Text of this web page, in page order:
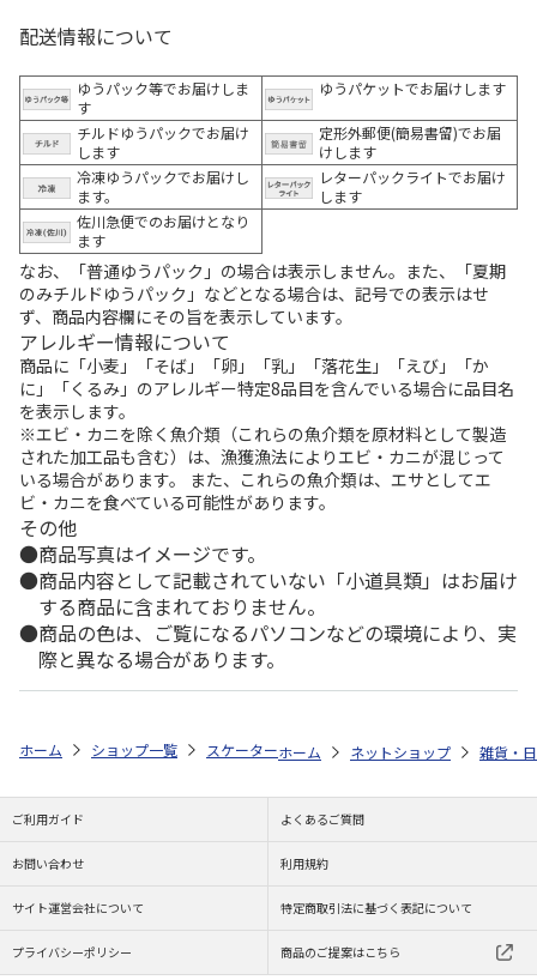
配送情報について
ゆうパック等でお届けしま
す
ゆうパケットでお届けします
チルドゆうパックでお届け
します
定形外郵便(簡易書留)でお届
けします
冷凍ゆうパックでお届けし
ます。
レターパックライトでお届け
します
佐川急便でのお届けとなり
ます
なお、「普通ゆうパック」の場合は表示しません。また、「夏期
のみチルドゆうパック」などとなる場合は、記号での表示はせ
ず、商品内容欄にその旨を表示しています。
アレルギー情報について
商品に「小麦」「そば」「卵」「乳」「落花生」「えび」「か
に」「くるみ」のアレルギー特定8品目を含んでいる場合に品目名
を表示します。
※エビ・カニを除く魚介類（これらの魚介類を原材料として製造
された加工品も含む）は、漁獲漁法によりエビ・カニが混じって
いる場合があります。 また、これらの魚介類は、エサとしてエ
ビ・カニを食べている可能性があります。
その他
商品写真はイメージです。
商品内容として記載されていない「小道具類」はお届け
する商品に含まれておりません。
商品の色は、ご覧になるパソコンなどの環境により、実
際と異なる場合があります。
ホーム ショップ一覧 スケーター サウナハット M くまのプーさん
ホーム ネットショップ 雑貨・
ご利用ガイド よくあるご質問
お問い合わせ 利用規約
サイト運営会社について 特定商取引法に基づく表記について
プライバシーポリシー 商品のご提案はこちら